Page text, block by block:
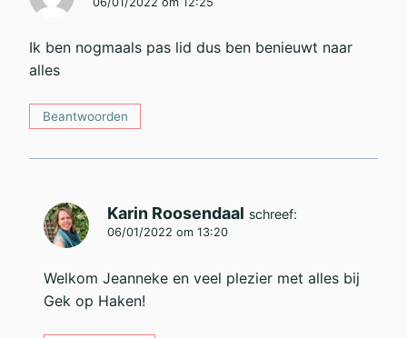
Ik ben nogmaals pas lid dus ben benieuwt naar
alles
Beantwoorden
Karin Roosendaal schreef:
06/01/2022 om 13:20
Welkom Jeanneke en veel plezier met alles bij
Gek op Haken!